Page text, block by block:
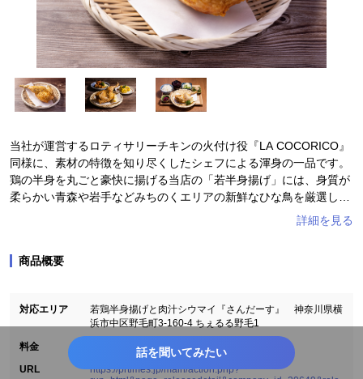
当社が運営するロティサリーチキンの火付け役『LA COCORICO』
同様に、素材の特徴を知り尽くしたシェフによる渾身の一品です。
鶏の半身を丸ごと豪快に揚げる当店の「若半身揚げ」には、身質が
柔らかい青森や岩手などみちのくエリアの新鮮なひな鳥を厳選しま
から半日干してからようやく仕込みが完了いたします。それから2
商品概要
対応エリア
若鶏半身揚げと肉汁シウマイ『さんだーす』 神奈川県横
浜市中区野毛町3-160-4 ちぇるる野毛1
料金
URL
https://prtimes.jp/main/action.php?
話を聞いてみたい